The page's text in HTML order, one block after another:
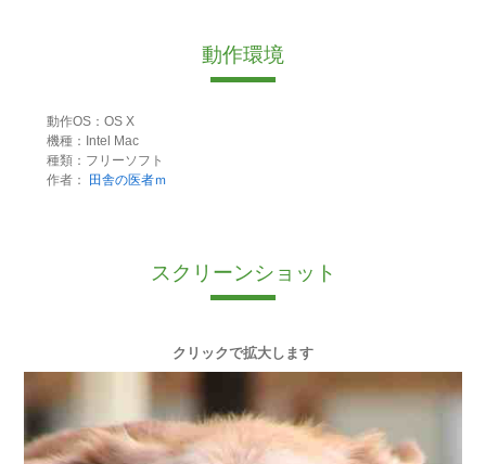
動作環境
動作OS：OS X
機種：Intel Mac
種類：フリーソフト
作者：
田舎の医者ｍ
スクリーンショット
クリックで拡大します